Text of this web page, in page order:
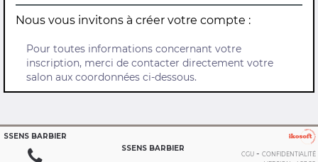
Nous vous invitons à créer votre compte :
Pour toutes informations concernant votre
inscription, merci de contacter directement votre
salon aux coordonnées ci-dessous.
SSENS BARBIER
SSENS BARBIER
CGU- CONFIDENTIALITÉ